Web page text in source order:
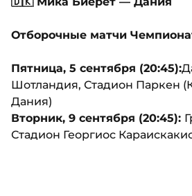
Отборочные матчи
Пятница, 5 сентября (20:45):
Шотландия, Стадион Паркен
Дания)
Вторник, 9 сентября (20:45):
Стадион Георгиос